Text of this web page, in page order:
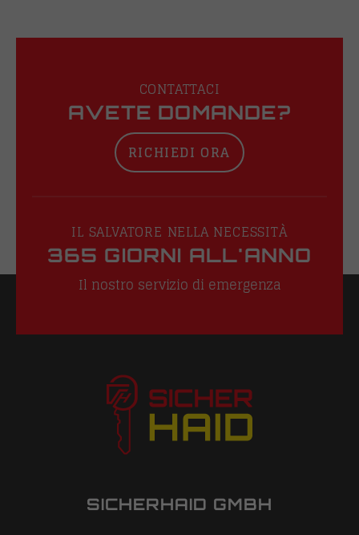
CONTATTACI
AVETE DOMANDE?
RICHIEDI ORA
IL SALVATORE NELLA NECESSITÀ
365 GIORNI ALL'ANNO
Il nostro servizio di emergenza
SICHERHAID GMBH